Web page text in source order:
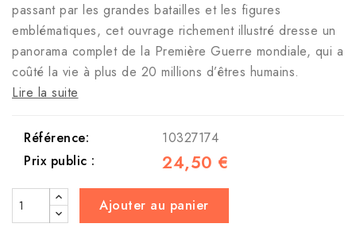
passant par les grandes batailles et les figures
emblématiques, cet ouvrage richement illustré dresse un
panorama complet de la Première Guerre mondiale, qui a
coûté la vie à plus de 20 millions d’êtres humains.
Lire la suite
Référence:
10327174
Prix public :
24,50 €
Ajouter au panier